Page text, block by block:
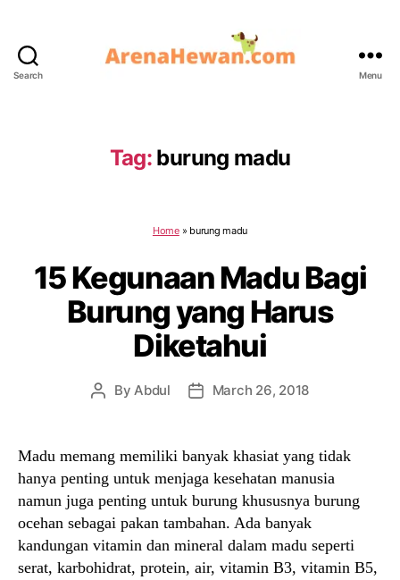
Search Menu
Tag: burung madu
Home» burung madu
15 Kegunaan Madu Bagi
Burung yang Harus
Diketahui
PostByAbdul
PostMarch 26, 2018
Madu memang memiliki banyak khasiat yang tidak
hanya penting untuk menjaga kesehatan manusia
namun juga penting untuk burung khususnya burung
ocehan sebagai pakan tambahan. Ada banyak
kandungan vitamin dan mineral dalam madu seperti
serat, karbohidrat, protein, air, vitamin B3, vitamin B5,